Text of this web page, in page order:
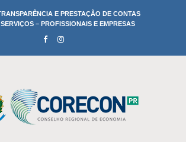
E PRESTAÇÃO DE CONTAS
– PROFISSIONAIS E EMPRESAS